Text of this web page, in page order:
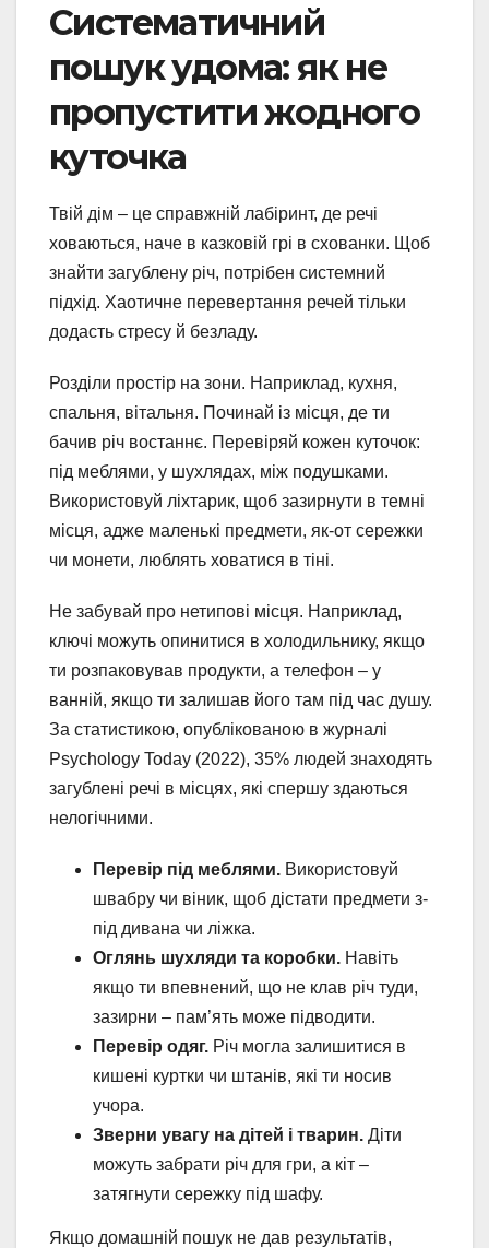
Систематичний
пошук удома: як не
пропустити жодного
куточка
Твій дім – це справжній лабіринт, де речі
ховаються, наче в казковій грі в схованки. Щоб
знайти загублену річ, потрібен системний
підхід. Хаотичне перевертання речей тільки
додасть стресу й безладу.
Розділи простір на зони. Наприклад, кухня,
спальня, вітальня. Починай із місця, де ти
бачив річ востаннє. Перевіряй кожен куточок:
під меблями, у шухлядах, між подушками.
Використовуй ліхтарик, щоб зазирнути в темні
місця, адже маленькі предмети, як-от сережки
чи монети, люблять ховатися в тіні.
Не забувай про нетипові місця. Наприклад,
ключі можуть опинитися в холодильнику, якщо
ти розпаковував продукти, а телефон – у
ванній, якщо ти залишав його там під час душу.
За статистикою, опублікованою в журналі
Psychology Today (2022), 35% людей знаходять
загублені речі в місцях, які спершу здаються
нелогічними.
Перевір під меблями. Використовуй
швабру чи віник, щоб дістати предмети з-
під дивана чи ліжка.
Оглянь шухляди та коробки. Навіть
якщо ти впевнений, що не клав річ туди,
зазирни – пам’ять може підводити.
Перевір одяг. Річ могла залишитися в
кишені куртки чи штанів, які ти носив
учора.
Зверни увагу на дітей і тварин. Діти
можуть забрати річ для гри, а кіт –
затягнути сережку під шафу.
Якщо домашній пошук не дав результатів,